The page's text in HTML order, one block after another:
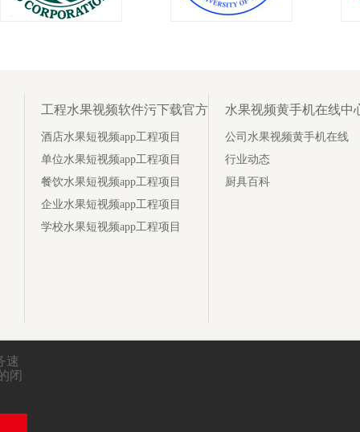
工程水果视频软件污下载官方
酒店水果短视频app工程项目
单位水果短视频app工程项目
餐饮水果短视频app工程项目
企业水果短视频app工程项目
学校水果短视频app工程项目
水果视频黄手机在线中
公司水果视频黄手机在线
行业动态
厨具百科
速
闭